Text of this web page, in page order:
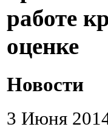
работе
оценке
Новости
3 Июня